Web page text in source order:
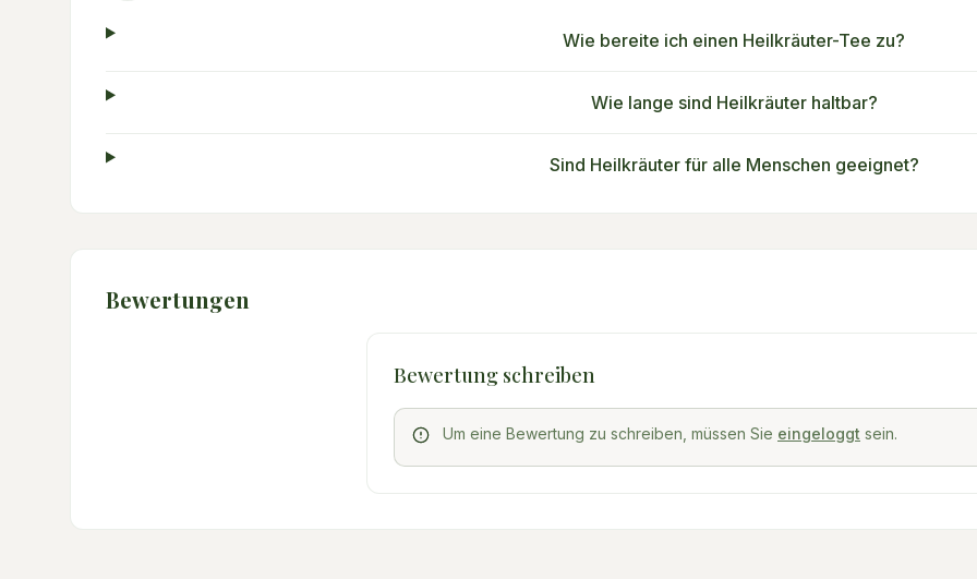
Wie bereite ich einen Heilkräuter-Tee zu?
Wie lange sind Heilkräuter haltbar?
Sind Heilkräuter für alle Menschen geeignet?
Bewertungen
Bewertung schreiben
Um eine Bewertung zu schreiben, müssen Sie eingeloggt sein.